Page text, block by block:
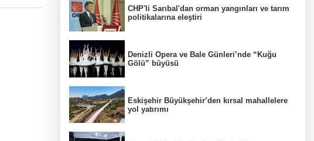
CHP'li Sarıbal'dan orman yangınları ve tarım
politikalarına eleştiri
Denizli Opera ve Bale Günleri’nde “Kuğu
Gölü” büyüsü
Eskişehir Büyükşehir’den kırsal mahallelere
yol yatırımı